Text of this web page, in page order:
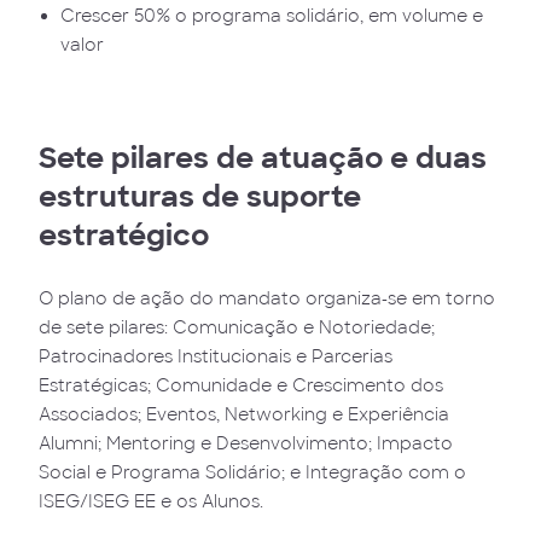
Crescer 50% o programa solidário, em volume e
valor
Sete pilares de atuação e duas
estruturas de suporte
estratégico
O plano de ação do mandato organiza-se em torno
de sete pilares: Comunicação e Notoriedade;
Patrocinadores Institucionais e Parcerias
Estratégicas; Comunidade e Crescimento dos
Associados; Eventos, Networking e Experiência
Alumni; Mentoring e Desenvolvimento; Impacto
Social e Programa Solidário; e Integração com o
ISEG/ISEG EE e os Alunos.